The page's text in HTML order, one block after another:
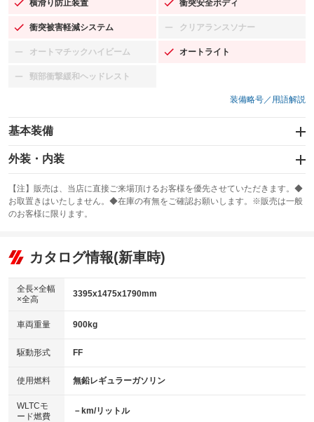
横滑り防止装置
：装備あり 衝突安全ボディ
：装備あり
衝突被害軽減システム
：装備あり クリアランスソナー
：装備なし
オートマチックハイビーム
：装備なし オートライト
：装備あり
頸部衝撃緩和ヘッドレスト
：装備なし
装備略号／用語解説
基本装備
エアバッグ：運転席/助手席/サイド
：装備あり
：装備あり
サンルーフ
：装備なし ABS
リフトアップ
：装備なし
：装備なし
パワーウィンドウ
アイドリングストップ
：装備あり
USB入力端子
：装備あり
100V電源
：装備なし
センターデフロック
：装備なし
外装・内装
カーナビ：SDナビ
：装備あり
TV：フルセグ
：装備あり
ビジュアル：-／DVD再生
：装備あり
アルミホイール：14インチ
：装備あり
HID(キセノンライト)
バックカメラ
エアロ
：装備なし
【注】販売は、当店に直接ご来場頂けるお客様を優先させていただきます。◆
お取置きはいたしません。◆在庫の有無をご確認お願いします。※販売は一般
のお客様に限ります。
カタログ情報(新車時)
全長×全幅
×全高
3395x1475x1790mm
車両重量 900kg
駆動形式 FF
使用燃料 無鉛レギュラーガソリン
WLTCモ
ード燃費
－km/リットル